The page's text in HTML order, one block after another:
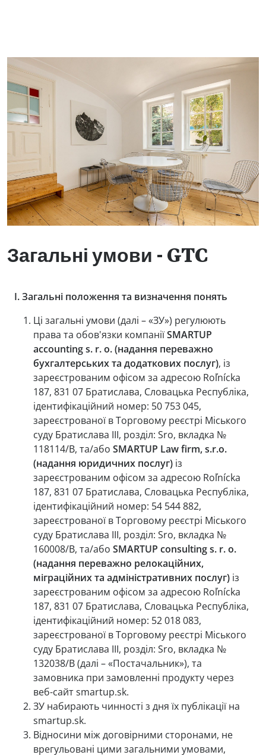
Загальні умови - GTC
I.Загальні положення та визначення понять
Ці загальні умови (далі – «ЗУ») регулюють
права та обов'язки компаніїSMARTUP
accounting s. r. o.(надання переважно
бухгалтерських та додаткових послуг), із
зареєстрованим офісом за адресою Roľnícka
187, 831 07 Братислава, Словацька Республіка,
ідентифікаційний номер: 50 753 045,
зареєстрованої в Торговому реєстрі Міського
суду Братислава III, розділ: Sro, вкладка №
118114/B, та/або SMARTUP Law firm, s.r.o.
(надання юридичних послуг) із
зареєстрованим офісом за адресою Roľnícka
187, 831 07 Братислава, Словацька Республіка,
ідентифікаційний номер: 54 544 882,
зареєстрованої в Торговому реєстрі Міського
суду Братислава III, розділ: Sro, вкладка №
160008/B, та/або SMARTUP consulting s. r. o.
(надання переважно релокаційних,
міграційних та адміністративних послуг) із
зареєстрованим офісом за адресою Roľnícka
187, 831 07 Братислава, Словацька Республіка,
ідентифікаційний номер: 52 018 083,
зареєстрованої в Торговому реєстрі Міського
суду Братислава III, розділ: Sro, вкладка №
132038/B (далі – «Постачальник»), та
замовника при замовленні продукту через
веб-сайт smartup.sk.
ЗУ набирають чинності з дня їх публікації на
smartup.sk.
Відносини між договірними сторонами, не
врегульовані цими загальними умовами,